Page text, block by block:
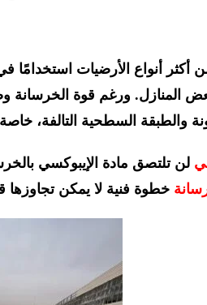
أكثر أنواع الأرضيات استخدامًا
ورغم قوة الخرسانة
والطبقة السطحية التالفة،
لن تلتصق مادة الإيبوكسي
خطوة فنية لا يمكن